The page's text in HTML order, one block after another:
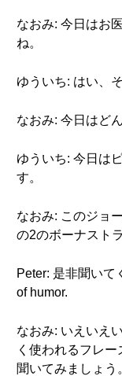
なおみ: 今日はお
ね。
ゆういち: はい、
なおみ: 今日はど
ゆういち: 今日は
す。
なおみ: このジョ
の2のボーナスト
Peter: 是非聞いて
of humor.
なおみ: いえいえ
く使われるフレ
聞いてみましょう